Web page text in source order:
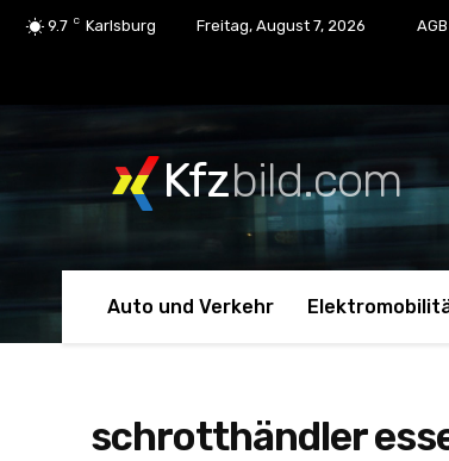
9.7 C Karlsburg Freitag, August 7, 2026 AGB
Kfzbild.com
Auto und Verkehr
schrotthändler